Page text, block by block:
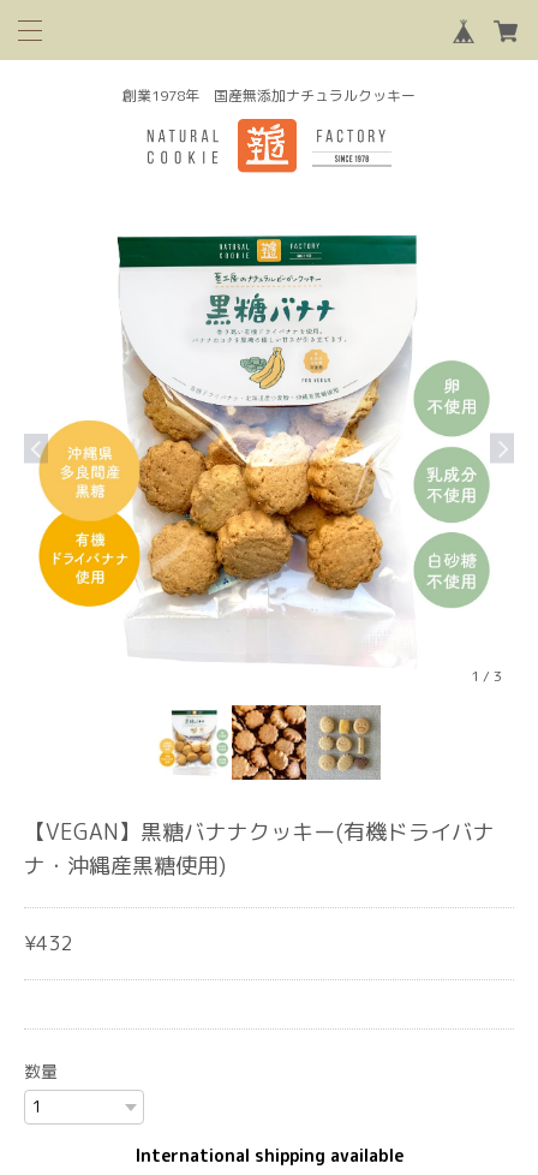
創業1978年 国産無添加ナチュラルクッキー
1 / 3
【VEGAN】黒糖バナナクッキー(有機ドライバナ
ナ・沖縄産黒糖使用)
¥432
数量
International shipping available